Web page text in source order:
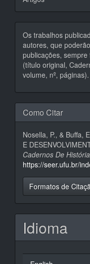
Os trabalhos
autores, que
publicações,
(título original,
volume, nº, páginas).
Como Citar
Nosella, P., & Buffa,
E
Cadernos De
https://seer.ufu.br/
Formatos de
Idioma